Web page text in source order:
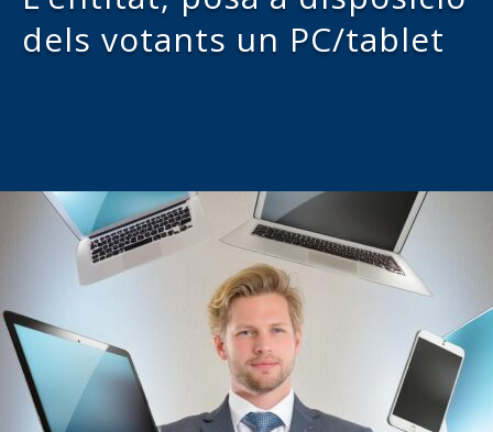
dels votants un PC/tablet